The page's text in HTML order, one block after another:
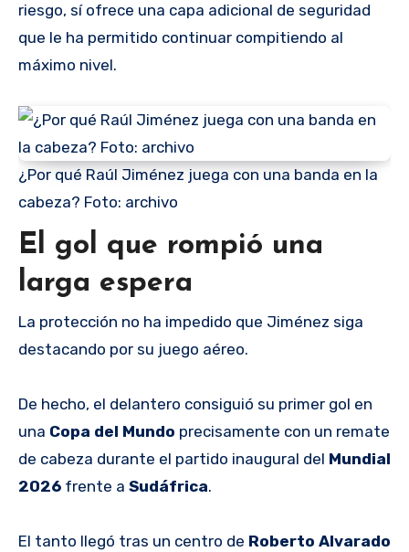
riesgo, sí ofrece una capa adicional de seguridad
que le ha permitido continuar compitiendo al
máximo nivel.
¿Por qué Raúl Jiménez juega con una banda en la
cabeza? Foto: archivo
El gol que rompió una
larga espera
La protección no ha impedido que Jiménez siga
destacando por su juego aéreo.
De hecho, el delantero consiguió su primer gol en
una Copa del Mundo precisamente con un remate
de cabeza durante el partido inaugural del Mundial
2026 frente a Sudáfrica.
El tanto llegó tras un centro de Roberto Alvarado